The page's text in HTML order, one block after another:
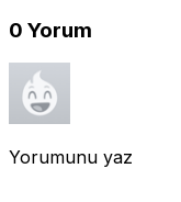
0 Yorum
Yorumunu yaz